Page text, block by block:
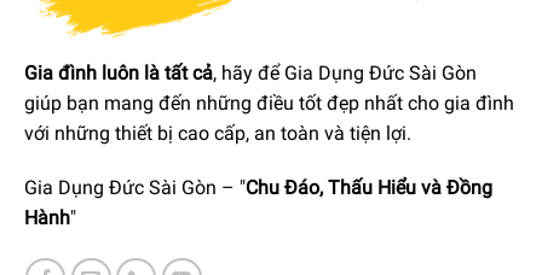
Tay cầm 2 bên tiện lợi
bảo quản
Chống trầy xước, nứt vỡ khi va chạm
An toàn khi sử dụng trong tủ đông, lò nướng, lò vi sóng,
máy rửa chén
Gia đình luôn là tất cả, hãy để Gia Dụng Đức Sài Gòn
giúp bạn mang đến những điều tốt đẹp nhất cho gia đình
với những thiết bị cao cấp, an toàn và tiện lợi.
Gia Dụng Đức Sài Gòn – "Chu Đáo, Thấu Hiểu và Đồng
Hành"